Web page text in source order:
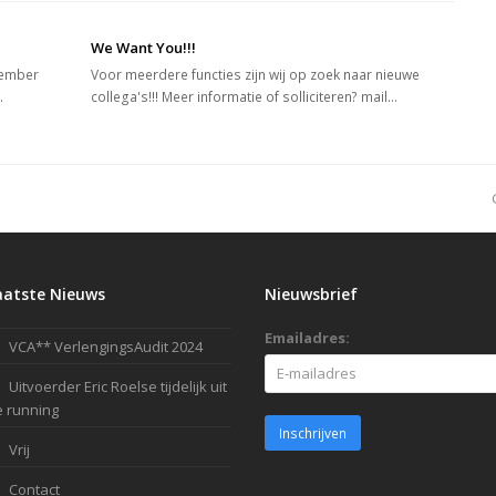
We Want You!!!
Voor meerdere functies zijn wij op zoek naar nieuwe
collega's!!! Meer informatie of solliciteren? mail…
Nieuws
VCA** VerlengingsAudit 2024
Uitvoerder Eric Roelse tijdelijk uit
running
Vrij
Contact
Nieuwsbrief
Emailadres: